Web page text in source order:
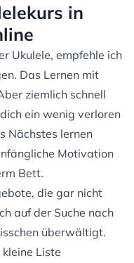
in
Ukulele, empfehle ich
Das Lernen mit
ziemlich schnell
ein wenig verloren
Nächstes lernen
Motivation
Bett.
die gar nicht
auf der Suche nach
überwältigt.
Liste